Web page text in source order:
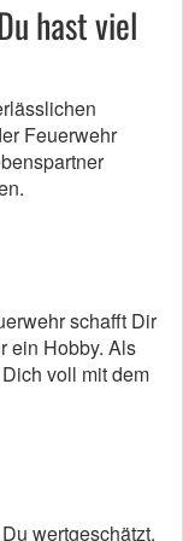
hast viel
Feuerwehr
schafft Dir
ein Hobby. Als
voll mit dem
wertgeschätzt.